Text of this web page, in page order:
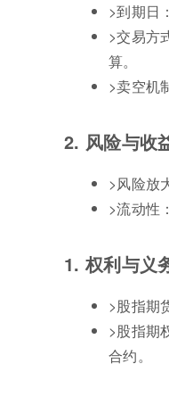
>到期日
>交易方
算。
>卖空机
2. 风险与收
>风险放
>流动性
1. 权利与义
>股指期
>股指期
合约。